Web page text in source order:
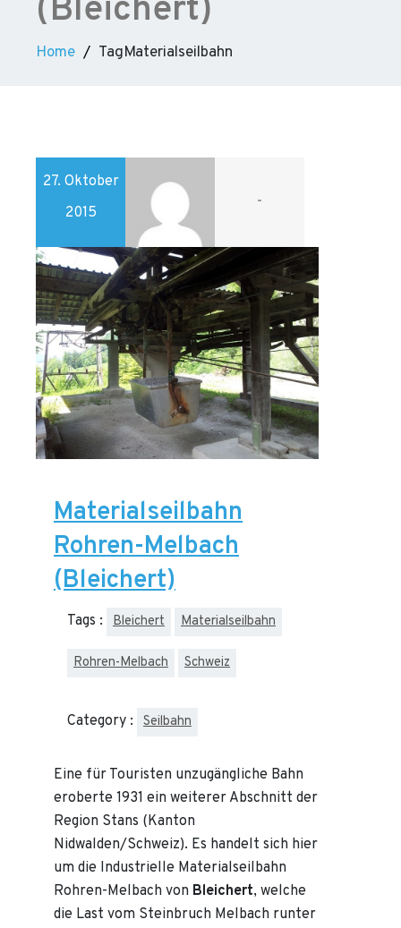
(Bleichert)
Home TagMaterialseilbahn
27. Oktober
2015
-
Materialseilbahn
Rohren-Melbach
(Bleichert)
Tags : Bleichert Materialseilbahn
Rohren-Melbach Schweiz
Category : Seilbahn
Eine für Touristen unzugängliche Bahn
eroberte 1931 ein weiterer Abschnitt der
Region Stans (Kanton
Nidwalden/Schweiz). Es handelt sich hier
um die Industrielle Materialseilbahn
Rohren-Melbach von Bleichert, welche
die Last vom Steinbruch Melbach runter